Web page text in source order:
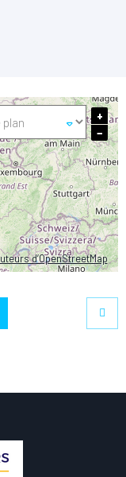
d’OpenStreetMap
+
−